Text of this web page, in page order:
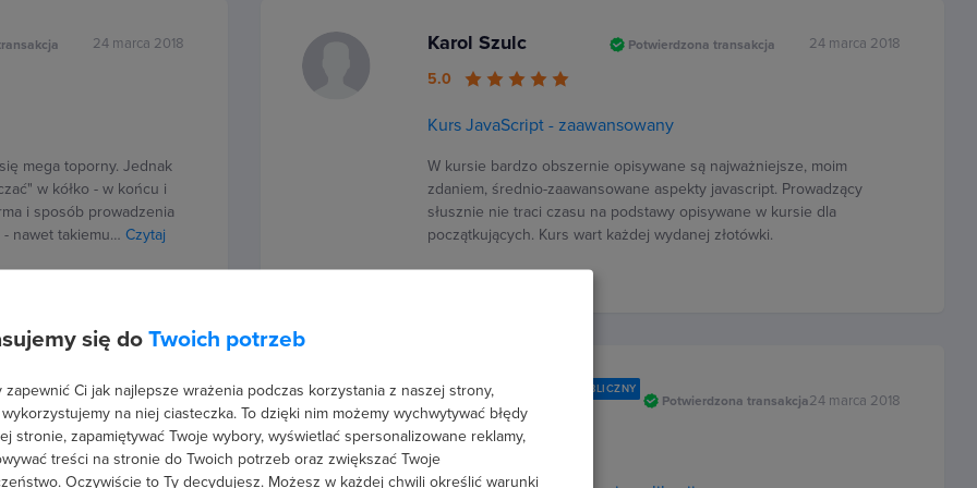
24 marca 2018
mega toporny. Jednak
w kółko - w końcu i
i sposób prowadzenia
- nawet takiemu…Czytaj
Karol Szulc Potwierdzona transakcja 24 marca 2018
5.0
Kurs JavaScript - zaawansowany
W kursie bardzo obszernie opisywane są najważniejsze, moim
zdaniem, średnio-zaawansowane aspekty javascript. Prowadzący
słusznie nie traci czasu na podstawy opisywane w kursie dla
początkujących. Kurs wart każdej wydanej złotówki.
24 marca
2018
Marcin
Kożuch
PROFIL PUBLICZNY
Potwierdzona transakcja24 marca 2018
5.0
się do Twoich potrzeb
zapewnić Ci jak najlepsze wrażenia podczas korzystania z naszej strony,
na niej ciasteczka. To dzięki nim możemy wychwytywać błędy
stronie, zapamiętywać Twoje wybory, wyświetlać spersonalizowane reklamy,
treści na stronie do Twoich potrzeb oraz zwiększać Twoje
Oczywiście to Ty decydujesz. Możesz w każdej chwili określić warunki